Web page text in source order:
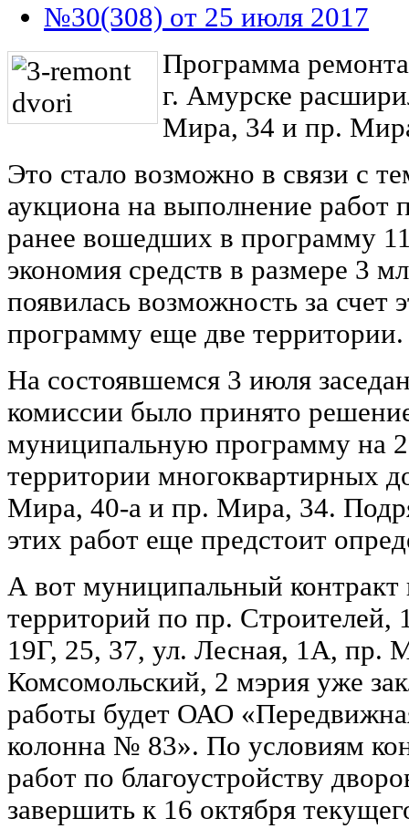
№30(308) от 25 июля 2017
Программа
г. Амурске
Мира, 34 и пр.
Это стало возможно в связи с
аукциона на выполнение работ
ранее вошедших в программу
экономия средств в размере 3
появилась возможность за
программу еще две территории.
На состоявшемся 3 июля
комиссии было принято
муниципальную программу на
территории многоквартирных
Мира, 40-а и пр. Мира, 34.
этих работ еще предстоит
А вот муниципальный
территорий по пр.
19Г, 25, 37, ул. Лесная, 1А, пр.
Комсомольский, 2 мэрия уже
работы будет ОАО
колонна № 83». По условиям
работ по благоустройству
завершить к 16 октября